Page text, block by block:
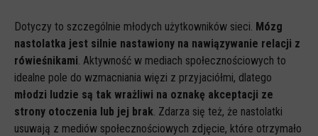
Dotyczy to szczególnie młodych użytkowników sieci. Mózg
nastolatka jest silnie nastawiony na nawiązywanie relacji z
rówieśnikami . Aktywność w mediach społecznościowych to
idealne pole do wzmacniania więzi z przyjaciółmi, dlatego
młodzi ludzie są tak wrażliwi na oznakę akceptacji ze
strony otoczenia lub jej brak . Zdarza się też, że nastolatki
usuwają z mediów społecznościowych zdjęcie, które otrzymało